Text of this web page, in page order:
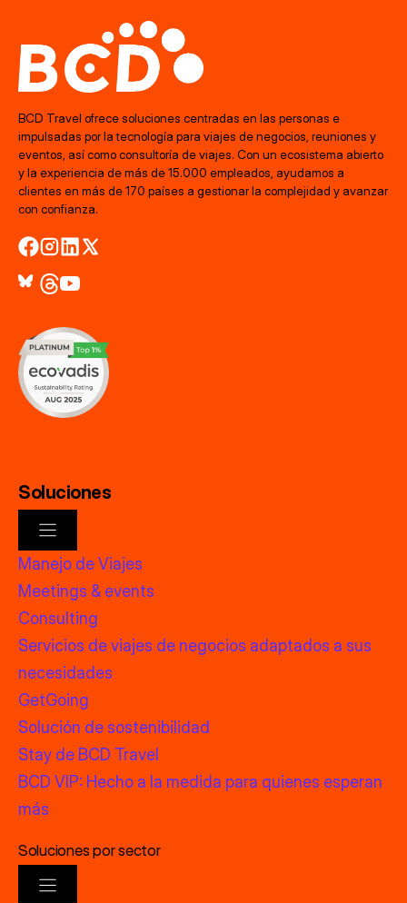
BCD Travel ofrece soluciones centradas en las personas e
impulsadas por la tecnología para viajes de negocios, reuniones y
eventos, así como consultoría de viajes. Con un ecosistema abierto
y la experiencia de más de 15.000 empleados, ayudamos a
clientes en más de 170 países a gestionar la complejidad y avanzar
con confianza.
Soluciones
Manejo de Viajes
Meetings & events
Consulting
Servicios de viajes de negocios adaptados a sus
necesidades
GetGoing
Solución de sostenibilidad
Stay de BCD Travel
BCD VIP: Hecho a la medida para quienes esperan
más
Soluciones por sector